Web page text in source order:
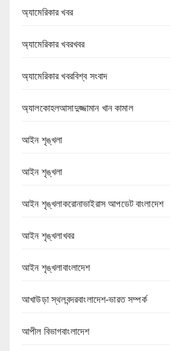
অ্যামেরিকার খবর
অ্যামেরিকার খবরখবর
অ্যামেরিকার খবরবিশ্ব সংবাদ
অ্যালকোহলআসাদুজ্জামান খান কামাল
আইন শৃঙ্খলা
আইন শৃঙ্খলা
আইন শৃঙ্খলাকরোনাভাইরাস আপডেট বাংলাদেশ
আইন শৃঙ্খলাখবর
আইন শৃঙ্খলাবাংলাদেশ
আখাউড়া স্থলবন্দরবাংলাদেশ-ভারত সম্পর্ক
আপীল বিভাগবাংলাদেশ